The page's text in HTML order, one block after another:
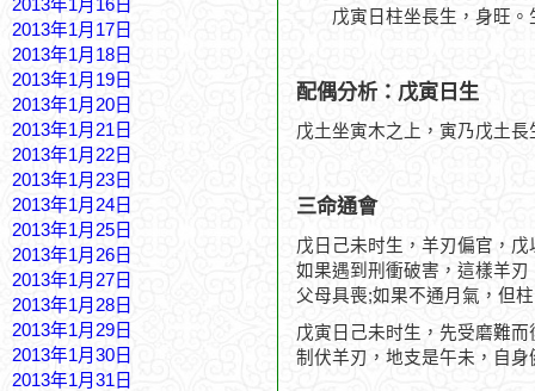
2013年1月16日
2013年1月17日
2013年1月18日
2013年1月19日
2013年1月20日
2013年1月21日
2013年1月22日
2013年1月23日
2013年1月24日
2013年1月25日
2013年1月26日
2013年1月27日
2013年1月28日
2013年1月29日
2013年1月30日
2013年1月31日
戊寅日柱坐長生，身旺。
配偶分析：戊寅日生
戊土坐寅木之上，寅乃戊土
三命通會
戊日己未时生，羊刃偏官，
如果遇到刑衝破害，這樣羊
父母具喪;如果不通月氣，但
戊寅日己未时生，先受磨難
制伏羊刃，地支是午未，自